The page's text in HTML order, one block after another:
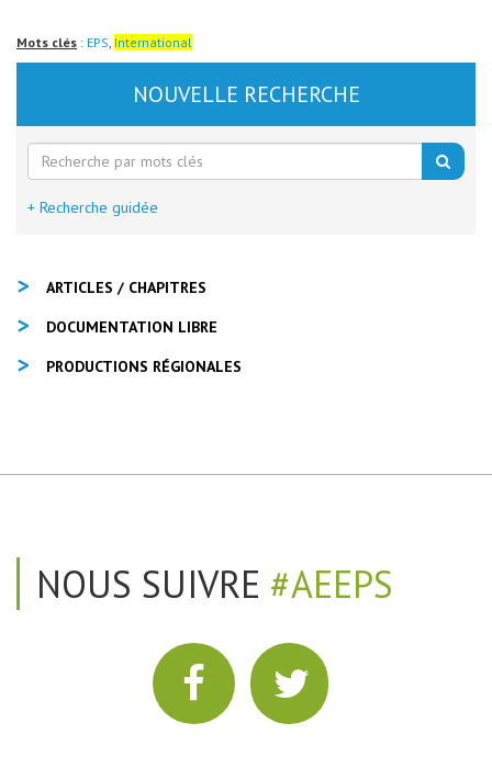
Mots clés : EPS, International
NOUVELLE RECHERCHE
+ Recherche guidée
ARTICLES / CHAPITRES
DOCUMENTATION LIBRE
PRODUCTIONS RÉGIONALES
NOUS SUIVRE #AEEPS